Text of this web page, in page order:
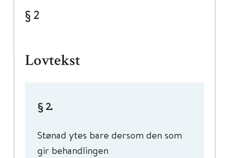
§ 2
Lovtekst
§ 2.
Stønad ytes bare dersom den som
gir behandlingen